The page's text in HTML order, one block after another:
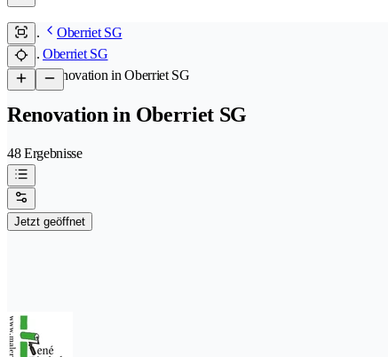
Oberriet SG
Oberriet SG
/Renovation in Oberriet SG
Renovation in Oberriet SG
48 Ergebnisse
Jetzt geöffnet